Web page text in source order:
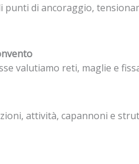
punti di ancoraggio,
valutiamo reti, maglie e
attività, capannoni e